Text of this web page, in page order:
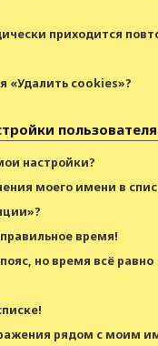
приходится
«Удалить cookies»?
пользователя
настройки?
моего имени в
время!
но время всё равно
рядом с моим